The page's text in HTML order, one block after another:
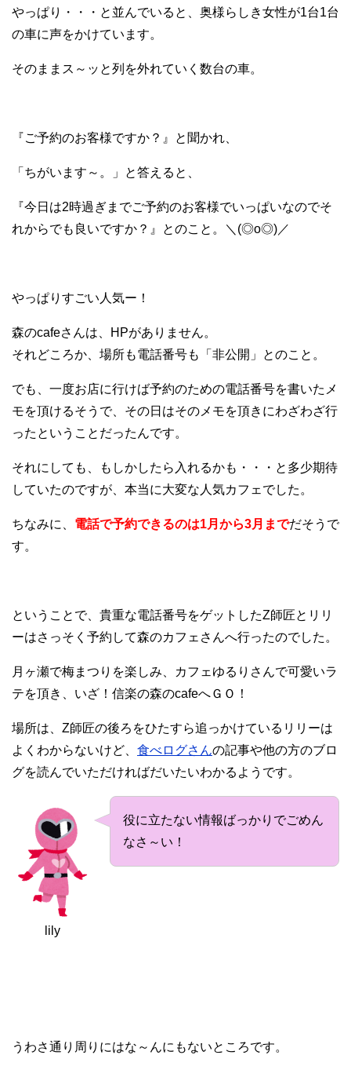
やっぱり・・・と並んでいると、奥様らしき女性が1台1台
の車に声をかけています。
そのままス～ッと列を外れていく数台の車。
『ご予約のお客様ですか？』と聞かれ、
「ちがいます～。」と答えると、
『今日は2時過ぎまでご予約のお客様でいっぱいなのでそ
れからでも良いですか？』とのこと。＼(◎o◎)／
やっぱりすごい人気ー！
森のcafeさんは、HPがありません。
それどころか、場所も電話番号も「非公開」とのこと。
でも、一度お店に行けば予約のための電話番号を書いたメ
モを頂けるそうで、その日はそのメモを頂きにわざわざ行
ったということだったんです。
それにしても、もしかしたら入れるかも・・・と多少期待
していたのですが、本当に大変な人気カフェでした。
ちなみに、 電話で予約できるのは1月から3月までだそうで
す。
ということで、貴重な電話番号をゲットしたZ師匠とリリ
ーはさっそく予約して森のカフェさんへ行ったのでした。
月ヶ瀬で梅まつりを楽しみ、カフェゆるりさんで可愛いラ
テを頂き、いざ！信楽の森のcafeへＧＯ！
場所は、Z師匠の後ろをひたすら追っかけているリリーは
よくわからないけど、 食べログさんの記事や他の方のブロ
グを読んでいただければだいたいわかるようです。
lily
役に立たない情報ばっかりでごめん
なさ～い！
うわさ通り周りにはな～んにもないところです。